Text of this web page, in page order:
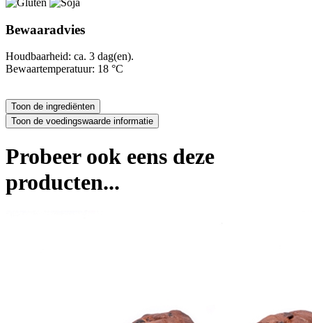
Bewaaradvies
Houdbaarheid: ca. 3 dag(en).
Bewaartemperatuur: 18 °C
Probeer ook eens deze
producten...